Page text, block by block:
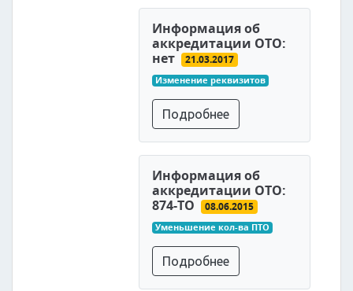
Информация об
аккредитации ОТО:
нет
21.03.2017
Изменение реквизитов
Подробнее
Информация об
аккредитации ОТО:
874-ТО
08.06.2015
Уменьшение кол-ва ПТО
Подробнее